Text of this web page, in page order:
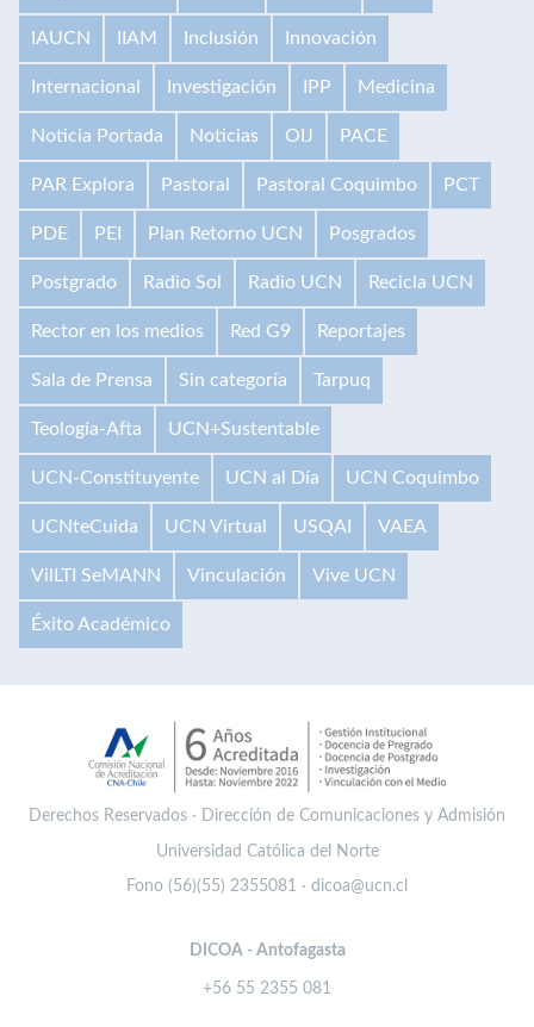
IAUCN IIAM Inclusión Innovación
Internacional Investigación IPP Medicina
Noticia Portada Noticias OIJ PACE
PAR Explora Pastoral Pastoral Coquimbo PCT
PDE PEI Plan Retorno UCN Posgrados
Postgrado Radio Sol Radio UCN Recicla UCN
Rector en los medios Red G9 Reportajes
Sala de Prensa Sin categoría Tarpuq
Teología-Afta UCN+Sustentable
UCN-Constituyente UCN al Día UCN Coquimbo
UCNteCuida UCN Virtual USQAI VAEA
VilLTI SeMANN Vinculación Vive UCN
Éxito Académico
Derechos Reservados · Dirección de Comunicaciones y Admisión
Universidad Católica del Norte
Fono (56)(55) 2355081 · dicoa@ucn.cl
DICOA - Antofagasta
+56 55 2355 081